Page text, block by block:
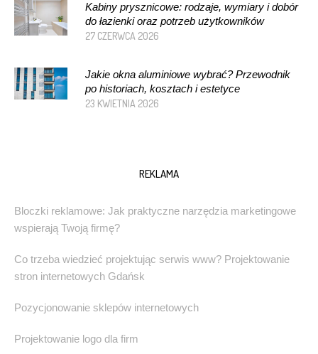
Kabiny prysznicowe: rodzaje, wymiary i dobór
do łazienki oraz potrzeb użytkowników
27 CZERWCA 2026
Jakie okna aluminiowe wybrać? Przewodnik
po historiach, kosztach i estetyce
23 KWIETNIA 2026
REKLAMA
Bloczki reklamowe: Jak praktyczne narzędzia marketingowe
wspierają Twoją firmę?
Co trzeba wiedzieć projektując serwis www? Projektowanie
stron internetowych Gdańsk
Pozycjonowanie sklepów internetowych
Projektowanie logo dla firm